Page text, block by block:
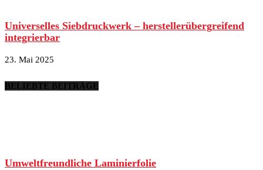
Universelles Siebdruckwerk – herstellerübergreifend
integrierbar
23. Mai 2025
BELIEBTE BEITRÄGE
Umweltfreundliche Laminierfolie